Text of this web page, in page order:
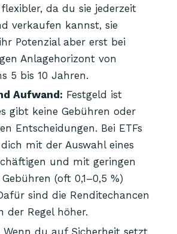
flexibler, da du sie jederzeit
verkaufen kannst, sie
Potenzial aber erst bei
Anlagehorizont von
5 bis 10 Jahren.
Aufwand: Festgeld ist
gibt keine Gebühren oder
Entscheidungen. Bei ETFs
mit der Auswahl eines
und mit geringen
(oft 0,1–0,5 %)
sind die Renditechancen
der Regel höher.
Wenn du auf Sicherheit setzt